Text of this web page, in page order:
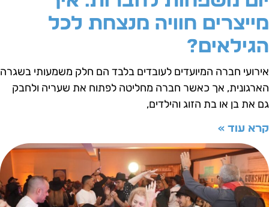
חוויה מנצחת לכל
חברה המיועדים לעובדים בלבד הם חלק משמעותי בשגרה
אך כאשר חברה מחליטה לפתוח את שעריה ולחבק
את בן או בת הזוג והילדים,
עוד »